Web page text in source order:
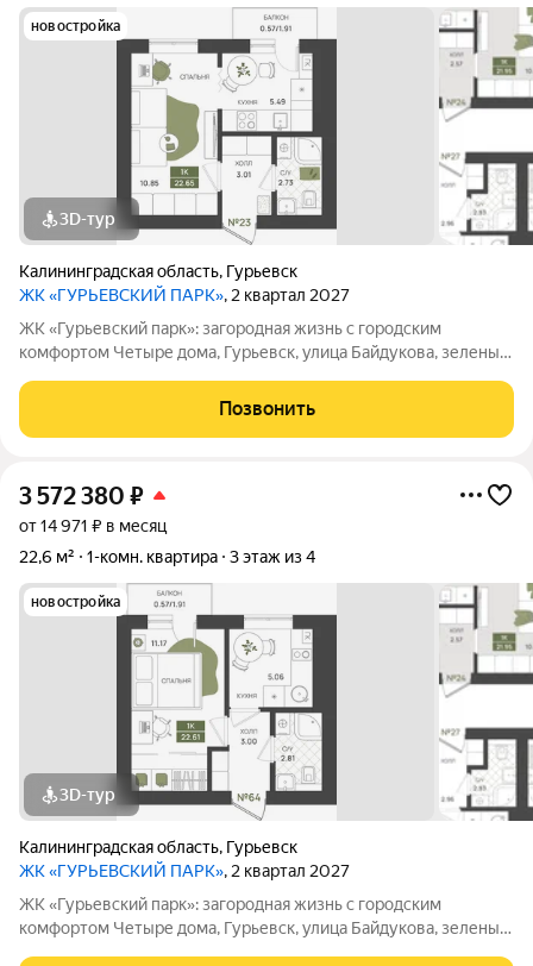
новостройка
3D-тур
Калининградская область, Гурьевск
ЖК «ГУРЬЕВСКИЙ ПАРК», 2 квартал 2027
ЖК «Гурьевский парк»: загородная жизнь с городским
комфортом Четыре дома, Гурьевск, улица Байдукова, зеленый
система отопления - все это новый проект от МПК. Срок сдачи
- II квартал 2027 года
Позвонить
3 572 380 ₽
от 14 971 ₽ в месяц
22,6 м²
1-комн. квартира 3 этаж из 4
новостройка
3D-тур
Калининградская область, Гурьевск
ЖК «ГУРЬЕВСКИЙ ПАРК», 2 квартал 2027
ЖК «Гурьевский парк»: загородная жизнь с городским
комфортом Четыре дома, Гурьевск, улица Байдукова, зеленый